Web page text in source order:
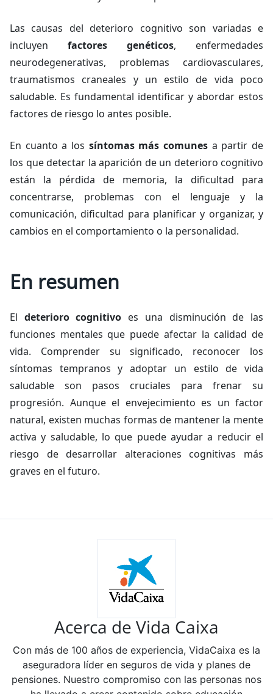
Las causas del deterioro cognitivo son variadas e
incluyen factores genéticos, enfermedades
neurodegenerativas, problemas cardiovasculares,
traumatismos craneales y un estilo de vida poco
saludable. Es fundamental identificar y abordar estos
factores de riesgo lo antes posible.
En cuanto a los síntomas más comunes a partir de
los que detectar la aparición de un deterioro cognitivo
están la pérdida de memoria, la dificultad para
concentrarse, problemas con el lenguaje y la
comunicación, dificultad para planificar y organizar, y
cambios en el comportamiento o la personalidad.
En resumen
El deterioro cognitivo es una disminución de las
funciones mentales que puede afectar la calidad de
vida. Comprender su significado, reconocer los
síntomas tempranos y adoptar un estilo de vida
saludable son pasos cruciales para frenar su
progresión. Aunque el envejecimiento es un factor
natural, existen muchas formas de mantener la mente
activa y saludable, lo que puede ayudar a reducir el
riesgo de desarrollar alteraciones cognitivas más
graves en el futuro.
Acerca de Vida Caixa
Con más de 100 años de experiencia, VidaCaixa es la
aseguradora líder en seguros de vida y planes de
pensiones. Nuestro compromiso con las personas nos